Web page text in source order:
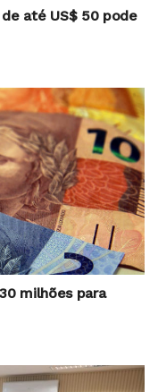
até US$ 50 pode
milhões para